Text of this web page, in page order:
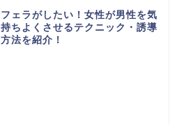
フェラがしたい！女性が男性を気
持ちよくさせるテクニック・誘導
方法を紹介！